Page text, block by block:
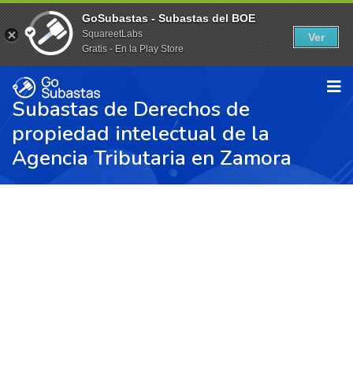
Subastas de Derechos de
propiedad intelectual de la
Agencia Tributaria en Zamora
GoSubastas - Subastas del BOE
SquareetLabs
Gratis - En la Play Store
Ver